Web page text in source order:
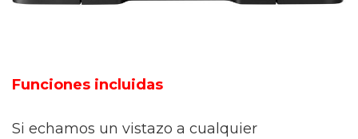
Funciones incluidas
Si echamos un vistazo a cualquier